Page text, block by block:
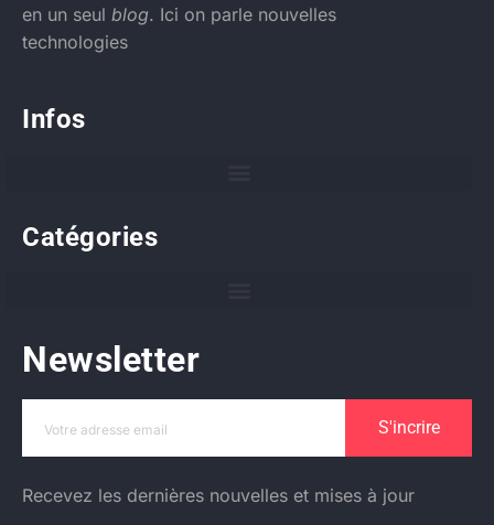
en un seul blog. Ici on parle nouvelles
technologies
Infos
Catégories
Newsletter
S'incrire
Recevez les dernières nouvelles et mises à jour